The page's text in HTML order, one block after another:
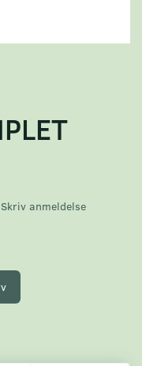
Skriv anmeldelse